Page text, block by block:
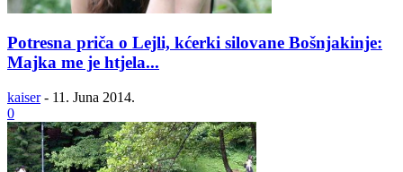
Potresna priča o Lejli, kćerki silovane Bošnjakinje:
Majka me je htjela...
kaiser - 11. Juna 2014.
0